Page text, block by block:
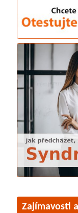
Zajímavosti